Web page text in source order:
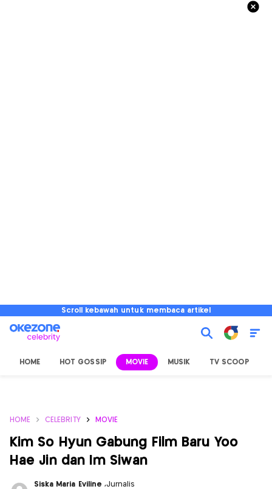
Scroll kebawah untuk membaca artikel
HOME HOT GOSSIP MOVIE MUSIK TV SCOOP
HOME CELEBRITY MOVIE
Kim So Hyun Gabung Film Baru Yoo
Hae Jin dan Im Siwan
Siska Maria Eviline ,Jurnalis